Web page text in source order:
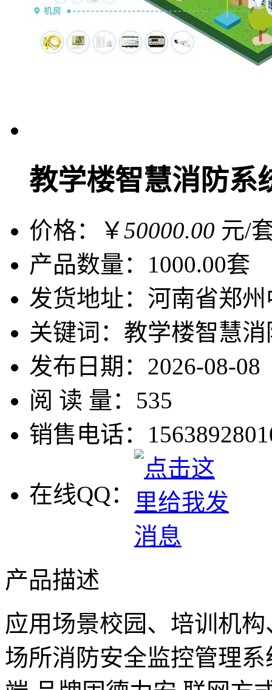
教学楼智慧消防系
价格：￥50000.00 元/
产品数量： 1000.00套
发货地址： 河南省郑
关键词： 教学楼智慧
发布日期： 2026-08-08
阅 读 量： 535
销售电话：
在线QQ：
产品描述
应用场景校园、培训机
场所消防安全监控管理系